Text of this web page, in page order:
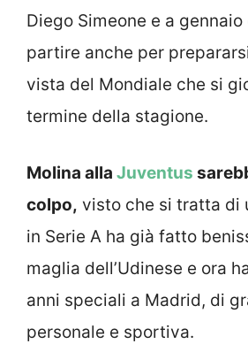
Diego Simeone e a
partire anche per
vista del Mondiale che si
termine della stagione.
Molina alla Juventus
colpo, visto che si tratta di
in Serie A ha già fatto
maglia dell’Udinese e ora
anni speciali a Madrid, di
personale e sportiva.